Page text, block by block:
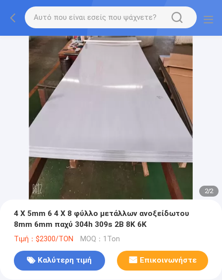
2/2
4 X 5mm 6 4 X 8 φύλλο μετάλλων ανοξείδωτου
8mm 6mm παχύ 304h 309s 2B 8K 6K
Τιμή：$2300/TON MOQ：1Ton
Καλύτερη τιμή Επικοινωνήστε